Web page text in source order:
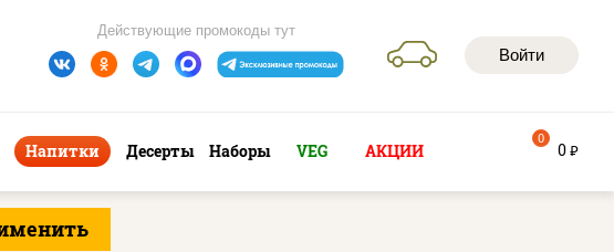
Войти
Действующие промокоды тут
Напитки Десерты Наборы VEG АКЦИИ 0 руб
0